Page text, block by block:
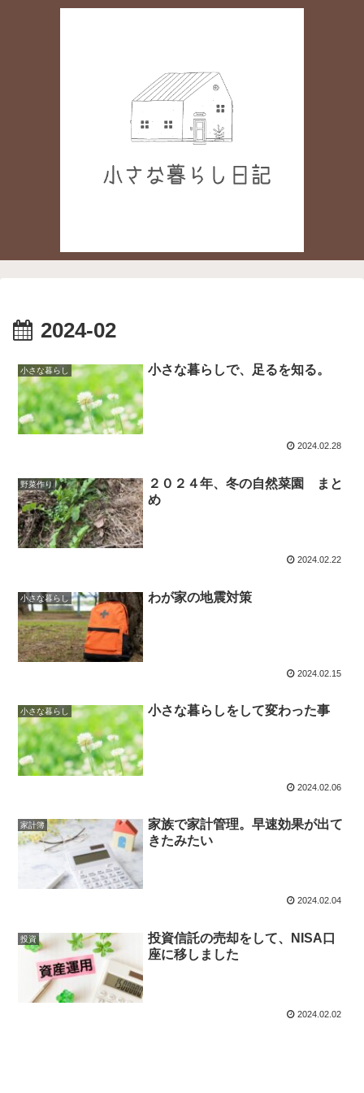
2024-02
小さな暮らし 小さな暮らしで、足るを知る。
2024.02.28
野菜作り
２０２４年、冬の自然菜園 まと
め
2024.02.22
小さな暮らし わが家の地震対策
2024.02.15
小さな暮らし 小さな暮らしをして変わった事
2024.02.06
家計簿
家族で家計管理。早速効果が出て
きたみたい
2024.02.04
投資
投資信託の売却をして、NISA口
座に移しました
2024.02.02